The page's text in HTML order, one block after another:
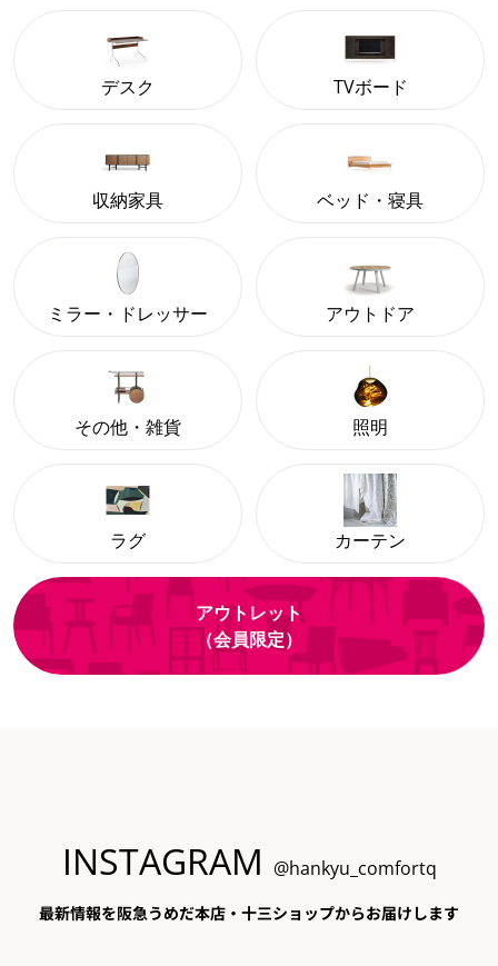
デスク TVボード
収納家具 ベッド・寝具
ミラー・ドレッサー アウトドア
その他・雑貨 照明
ラグ カーテン
アウトレット
（会員限定）
INSTAGRAM @hankyu_comfortq
最新情報を阪急うめだ本店・十三ショップからお届けします